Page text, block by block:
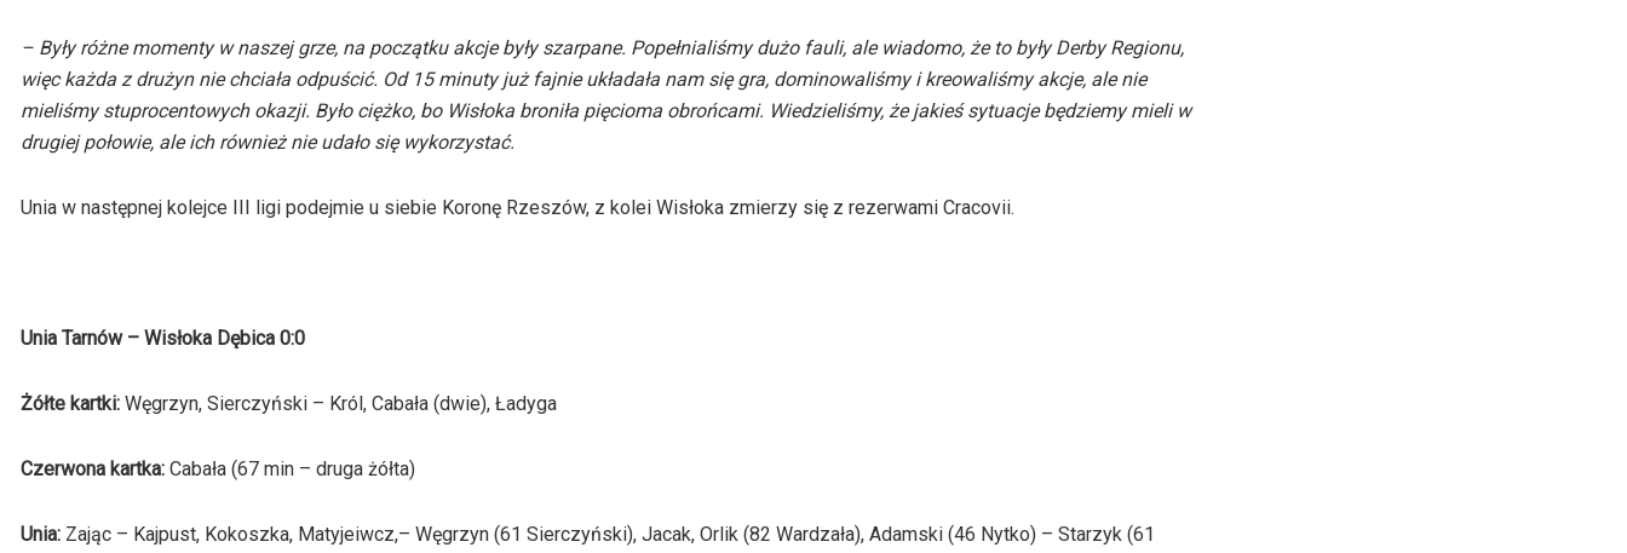
– Były różne momenty w naszej grze, na początku akcje były szarpane. Popełnialiśmy dużo fauli, ale wiadomo, że to były Derby Regionu,
więc każda z drużyn nie chciała odpuścić. Od 15 minuty już fajnie układała nam się gra, dominowaliśmy i kreowaliśmy akcje, ale nie
mieliśmy stuprocentowych okazji. Było ciężko, bo Wisłoka broniła pięcioma obrońcami. Wiedzieliśmy, że jakieś sytuacje będziemy mieli w
drugiej połowie, ale ich również nie udało się wykorzystać.
Unia w następnej kolejce III ligi podejmie u siebie Koronę Rzeszów, z kolei Wisłoka zmierzy się z rezerwami Cracovii.
Unia Tarnów – Wisłoka Dębica 0:0
Żółte kartki: Węgrzyn, Sierczyński – Król, Cabała (dwie), Ładyga
Czerwona kartka: Cabała (67 min – druga żółta)
Unia: Zając – Kajpust, Kokoszka, Matyjeiwcz,– Węgrzyn (61 Sierczyński), Jacak, Orlik (82 Wardzała), Adamski (46 Nytko) – Starzyk (61